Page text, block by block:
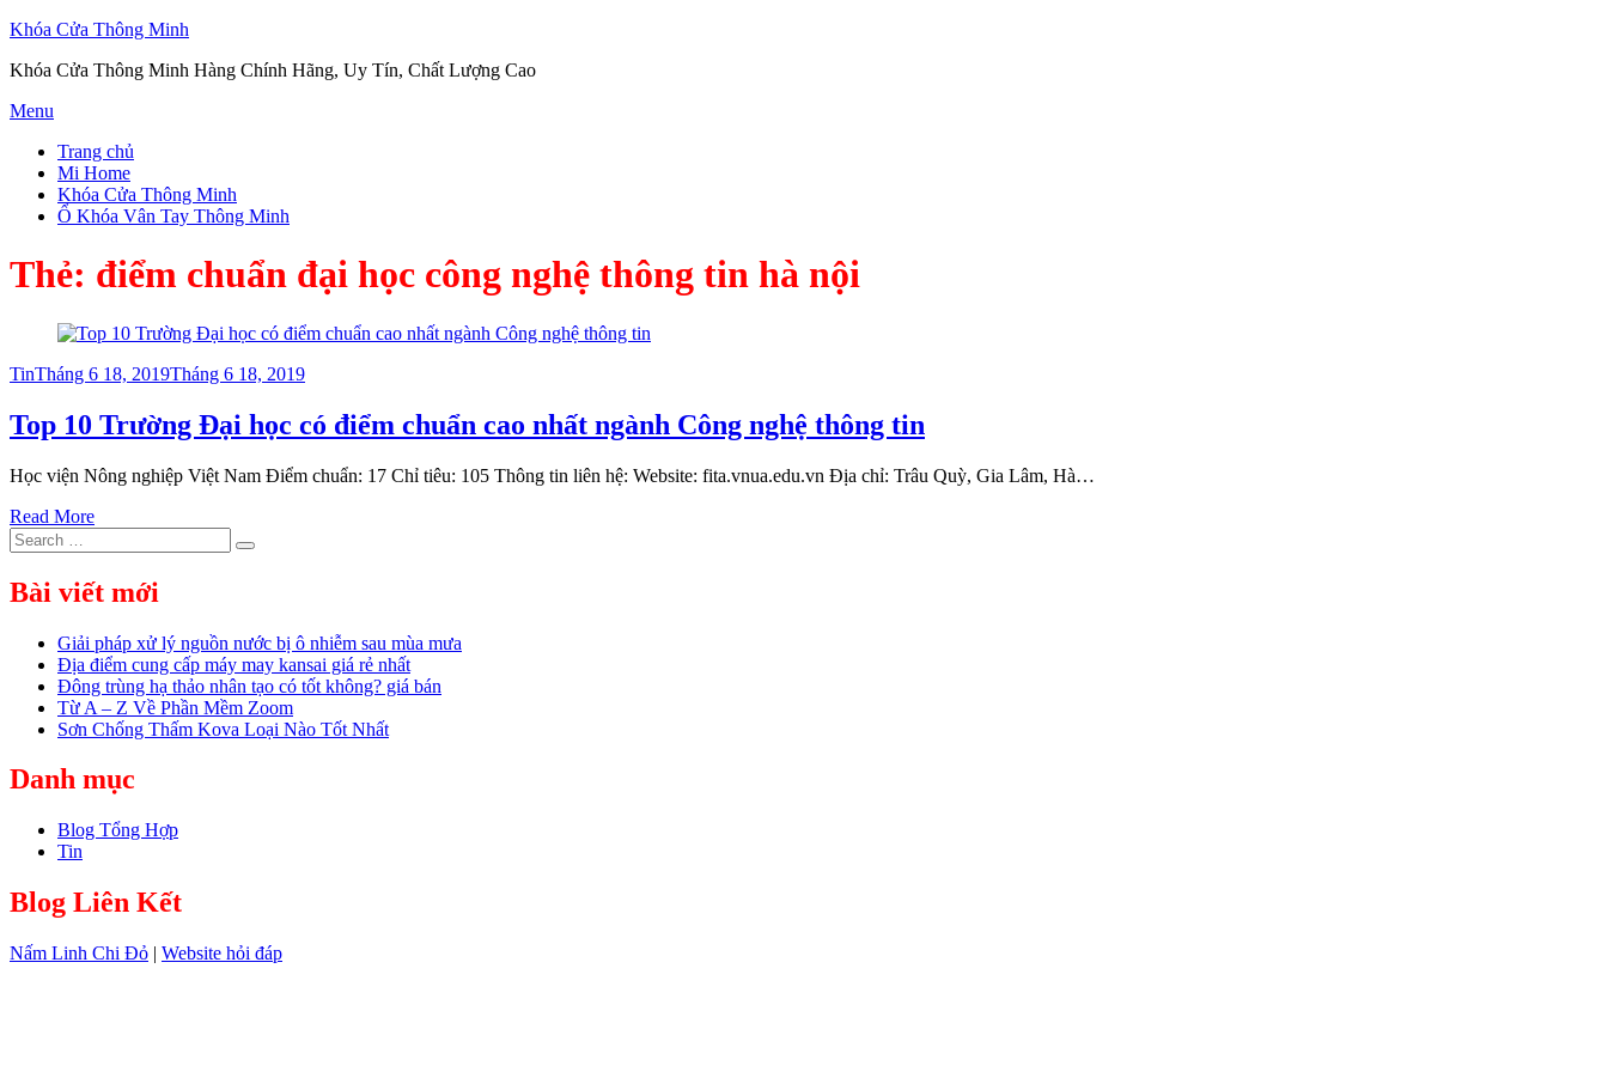
Khóa Cửa Thông Minh
Khóa Cửa Thông Minh Hàng Chính Hãng, Uy Tín, Chất Lượng Cao
Skip
content
Menu
Trang chủ
Mi Home
Khóa Cửa Thông Minh
Ổ Khóa Vân Tay Thông Minh
Thẻ: điểm chuẩn đại học công nghệ thông tin hà nội
TinPosted
Tháng 6 18, 2019Tháng 6 18, 2019
Top 10 Trường Đại học có điểm chuẩn cao nhất ngành Công nghệ thông tin
Học viện Nông nghiệp Việt Nam Điểm chuẩn: 17 Chỉ tiêu: 105 Thông tin liên hệ: Website: fita.vnua.edu.vn Địa chỉ: Trâu Quỳ, Gia Lâm, Hà…
Read More
Search
for:
Search
Bài viết mới
Giải pháp xử lý nguồn nước bị ô nhiễm sau mùa mưa
Địa điểm cung cấp máy may kansai giá rẻ nhất
Đông trùng hạ thảo nhân tạo có tốt không? giá bán
Từ A – Z Về Phần Mềm Zoom
Sơn Chống Thấm Kova Loại Nào Tốt Nhất
Danh mục
Blog Tổng Hợp
Tin
Blog Liên Kết
Nấm Linh Chi Đỏ | Website hỏi đáp